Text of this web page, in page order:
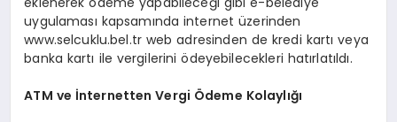
uygulaması kapsamında internet üzerinden
www.selcuklu.bel.tr web adresinden de kredi kartı veya
banka kartı ile vergilerini ödeyebilecekleri hatırlatıldı.
ATM ve İnternetten Vergi Ödeme Kolaylığı